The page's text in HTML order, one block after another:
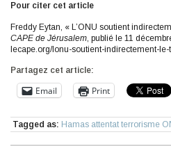
Pour citer cet article
Freddy Eytan, « L’ONU soutient
CAPE de Jérusalem, publié le 11
lecape.org/lonu-soutient-indirectement-
Partagez cet article:
Email Print
Tagged as: Hamas attentat terrorisme